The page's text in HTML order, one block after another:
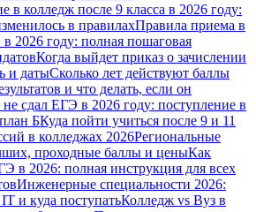
в колледж после 9 класса в 2026 году:
в правилахПравила приема в
году: полная пошаговая
Когда выйдет приказ о зачислении
и датыСколько лет действуют баллы
и что делать, если он
не сдал ЕГЭ в 2026 году: поступление в
БКуда пойти учиться после 9 и 11
в колледжах 2026Региональные
проходные баллы и ценыКак
в 2026: полная инструкция для всех
Инженерные специальности 2026:
и куда поступатьКолледж vs Вуз в